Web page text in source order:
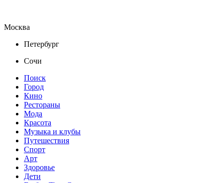
Москва
Петербург
Сочи
Поиск
Город
Кино
Рестораны
Мода
Красота
Музыка и клубы
Путешествия
Спорт
Арт
Здоровье
Дети